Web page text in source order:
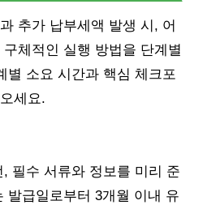
추가 납부세액 발생 시, 어
체적인 실행 방법을 단계별
별 소요 시간과 핵심 체크포
세요.
필수 서류와 정보를 미리 준
발급일로부터 3개월 이내 유